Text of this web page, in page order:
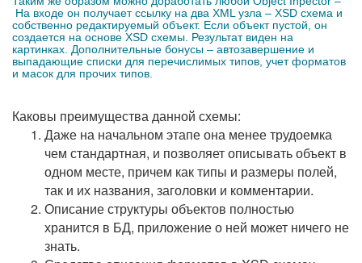
На входе он получает ссылку на два XML узла – XSD схема и
собственно редактируемый объект. Если объект пустой, он
создается на основе XSD схемы. Результат виден на
картинках. Дополнительные бонусы – автозавершение и
выпадающие списки для перечислимых типов, учет форматов
и масок для прочих типов.
Каковы преимущества данной схемы:
Даже на начальном этапе она менее трудоемка
чем стандартная, и позволяет описывать объект в
одном месте, причем как типы и размеры полей,
так и их названия, заголовки и комментарии.
Описание структуры объектов полностью
хранится в БД, приложение о ней может ничего не
знать.